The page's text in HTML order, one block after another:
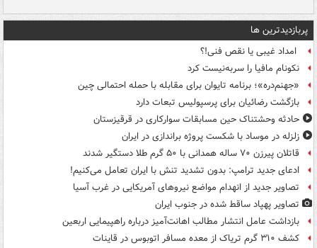
پربازدیدترین ها
امداد غیبی یا نقص فنی!؟
نکونام مافیا را سربه‌نیست کرد
«جهنم‌دره»؛ برنامه تایوان برای مقابله با حمله احتمالی چین
بازگشت رضائیان برای پرسپولیس تبعات دارد
حادثه وحشتناک حین مسابقات سوارکاری در قرقیزستان
زلزله در موساد با شکست پروژه براندازی در ایران
قاتلان پیرزن ۷۰ ساله همدانی با ۵۰ گرم طلا دستگیر شدند
ادعای جدید ترامپ: بدون تشدید تنش با ایران تعامل می‌کنیم!
تصاویر جدید از انهدام مواضع نیروهای آمریکایی در غرب آسیا
تصاویر پهپاد ساقط شده در جنوب ایران
بازداشت عامل انتشار مطالب اهانت‌آمیز درباره راهپیمایی اربعین
کشف ۳۱۰ گرم تریاک از معده مسافر اتوبوس در قاینات